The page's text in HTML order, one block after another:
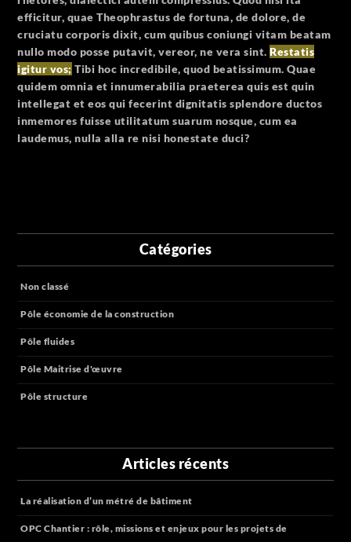
efficitur, quae Theophrastus de fortuna, de dolore, de
cruciatu corporis dixit, cum quibus coniungi vitam beatam
nullo modo posse putavit, vereor, ne vera sint.Restatis
igitur vos; Tibi hoc incredibile, quod beatissimum. Quae
quidem omnia et innumerabilia praeterea quis est quin
intellegat et eos qui fecerint dignitatis splendore ductos
inmemores fuisse utilitatum suarum nosque, cum ea
laudemus, nulla alla re nisi honestate duci?
Catégories
Non classé
Pôle économie de la construction
Pôle fluides
Pôle Maitrise d'œuvre
Pôle structure
Articles récents
La réalisation d’un métré de bâtiment
OPC Chantier : rôle, missions et enjeux pour les projets de